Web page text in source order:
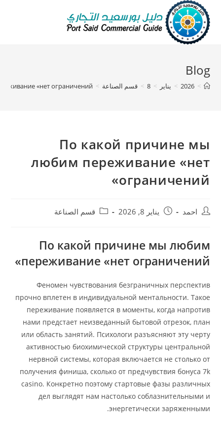
Blog
>
2026
> يناير >
8
> قسم الصناعة >
«нет ограничений»
По какой причине мы
любим переживание «нет
ограничений»
احمد يناير 8, 2026 قسم الصناعة
По какой причине мы любим
переживание «нет ограничений»
Феномен чувствования безграничных перспектив
прочно вплетен в индивидуальной ментальности. Такое
переживание появляется в моменты, когда напротив
нами предстает неизведанный бытовой отрезок, план
или область занятий. Психологи разъясняют эту черту
активностью биохимической структуры центральной
нервной системы, которая включается не столько от
получения финиша, сколько от предчувствия бонуса 7k
casino. Конкретно поэтому стартовые фазы различных
дел выглядят нам настолько соблазнительными и
энергетически заряженными.